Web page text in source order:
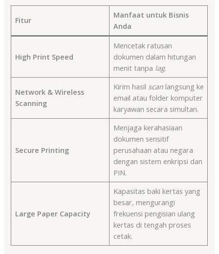
Fitur
Manfaat untuk Bisnis
Anda
High Print Speed
Mencetak ratusan
dokumen dalam hitungan
menit tanpa lag.
Network & Wireless
Scanning
Kirim hasil scanlangsung ke
email atau folder komputer
karyawan secara simultan.
Secure Printing
Menjaga kerahasiaan
dokumen sensitif
perusahaan atau negara
dengan sistem enkripsi dan
PIN.
Large Paper Capacity
Kapasitas baki kertas yang
besar, mengurangi
frekuensi pengisian ulang
kertas di tengah proses
cetak.